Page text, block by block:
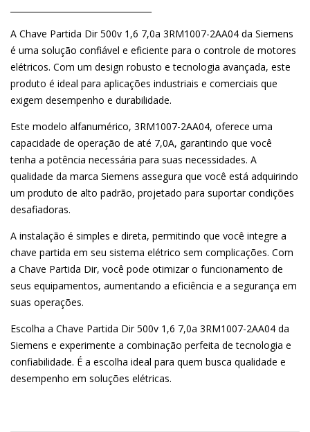
A Chave Partida Dir 500v 1,6 7,0a 3RM1007-2AA04 da Siemens
é uma solução confiável e eficiente para o controle de motores
elétricos. Com um design robusto e tecnologia avançada, este
produto é ideal para aplicações industriais e comerciais que
exigem desempenho e durabilidade.
Este modelo alfanumérico, 3RM1007-2AA04, oferece uma
capacidade de operação de até 7,0A, garantindo que você
tenha a potência necessária para suas necessidades. A
qualidade da marca Siemens assegura que você está adquirindo
um produto de alto padrão, projetado para suportar condições
desafiadoras.
A instalação é simples e direta, permitindo que você integre a
chave partida em seu sistema elétrico sem complicações. Com
a Chave Partida Dir, você pode otimizar o funcionamento de
seus equipamentos, aumentando a eficiência e a segurança em
suas operações.
Escolha a Chave Partida Dir 500v 1,6 7,0a 3RM1007-2AA04 da
Siemens e experimente a combinação perfeita de tecnologia e
confiabilidade. É a escolha ideal para quem busca qualidade e
desempenho em soluções elétricas.